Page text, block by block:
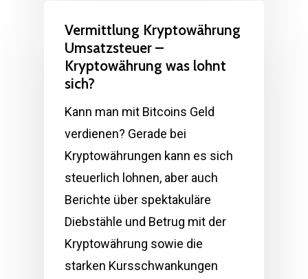
Vermittlung Kryptowährung
Umsatzsteuer –
Kryptowährung was lohnt
sich?
Kann man mit Bitcoins Geld
verdienen? Gerade bei
Kryptowährungen kann es sich
steuerlich lohnen, aber auch
Berichte über spektakuläre
Diebstähle und Betrug mit der
Kryptowährung sowie die
starken Kursschwankungen